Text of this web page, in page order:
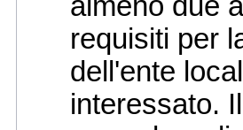
requisiti per
dell'ente
interessato.